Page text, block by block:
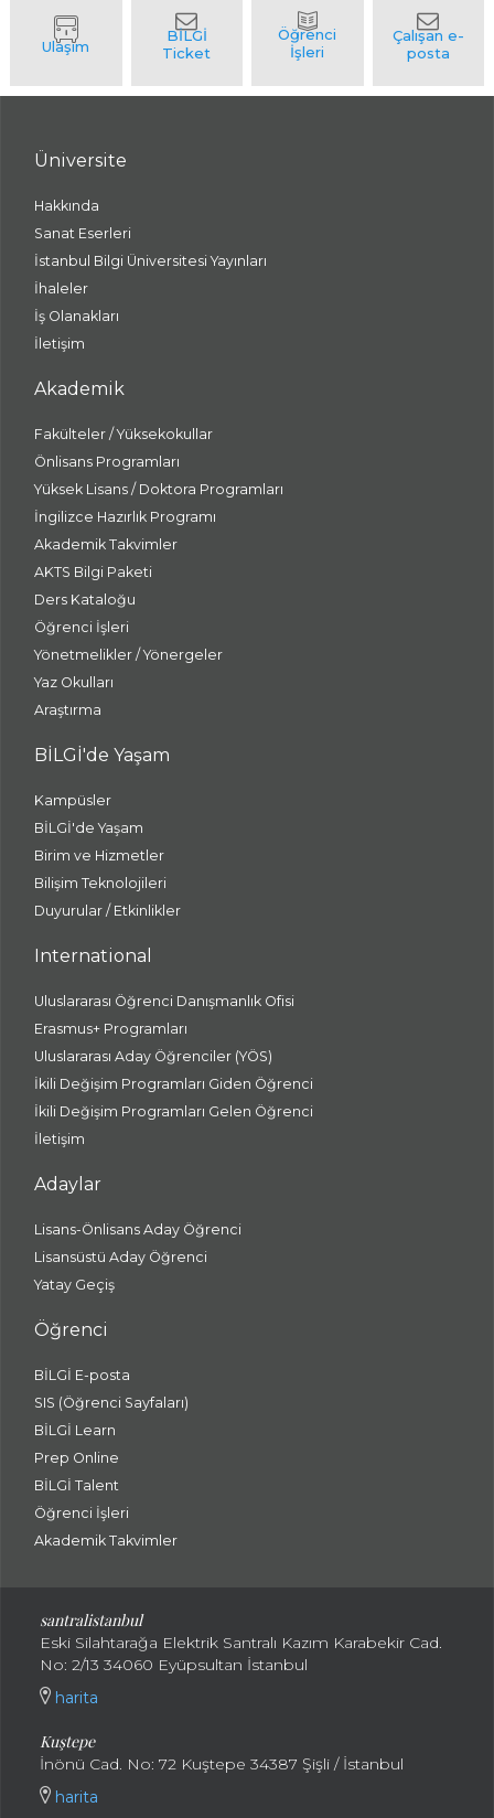
Üniversite
Hakkında
Sanat Eserleri
İstanbul Bilgi Üniversitesi Yayınları
İhaleler
İş Olanakları
İletişim
Akademik
Fakülteler / Yüksekokullar
Önlisans Programları
Yüksek Lisans / Doktora Programları
İngilizce Hazırlık Programı
Akademik Takvimler
AKTS Bilgi Paketi
Ders Kataloğu
Öğrenci İşleri
Yönetmelikler / Yönergeler
Yaz Okulları
Araştırma
BİLGİ'de Yaşam
Kampüsler
BİLGİ'de Yaşam
Birim ve Hizmetler
Bilişim Teknolojileri
Duyurular / Etkinlikler
International
Uluslararası Öğrenci Danışmanlık Ofisi
Erasmus+ Programları
Uluslararası Aday Öğrenciler (YÖS)
İkili Değişim Programları Giden Öğrenci
İkili Değişim Programları Gelen Öğrenci
İletişim
Adaylar
Lisans-Önlisans Aday Öğrenci
Lisansüstü Aday Öğrenci
Yatay Geçiş
Öğrenci
BİLGİ E-posta
SIS (Öğrenci Sayfaları)
BİLGİ Learn
Prep Online
BİLGİ Talent
Öğrenci İşleri
Akademik Takvimler
santralistanbul
Eski Silahtarağa Elektrik Santralı Kazım Karabekir Cad.
No: 2/13 34060 Eyüpsultan İstanbul
harita
Kuştepe
İnönü Cad. No: 72 Kuştepe 34387 Şişli / İstanbul
harita